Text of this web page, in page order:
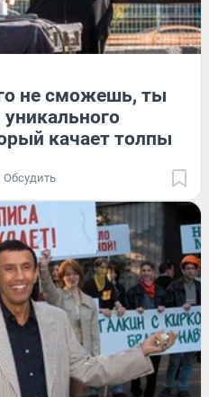
не сможешь, ты
качает толпы
Обсудить